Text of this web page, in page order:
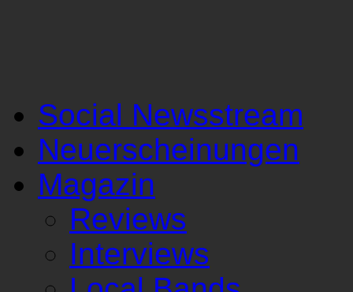
Social Newsstream
Neuerscheinungen
Magazin
Reviews
Interviews